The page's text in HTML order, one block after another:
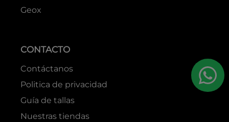
Geox
CONTACTO
Contáctanos
Politica de privacidad
Guía de tallas
Nuestras tiendas